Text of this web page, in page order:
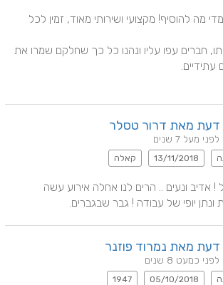
דעת מאת דרור טסלר
מעל 7 שנים
13/11/2018 קאלה
ונתן יופי של עבודה ! גבר שבגברים.
דעת מאת נמרוד פוזנר
כמעט 8 שנים
05/10/2018
1947